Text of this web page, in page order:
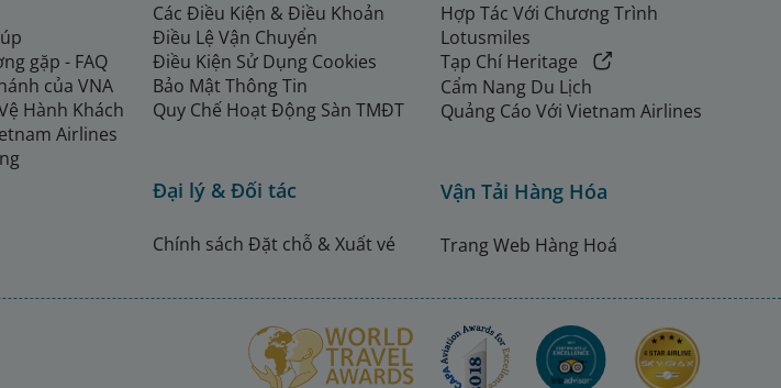
gặp - FAQ
của VNA
Hành Khách
Airlines
Các Điều Kiện & Điều Khoản
Điều Lệ Vận Chuyển
Điều Kiện Sử Dụng Cookies
Bảo Mật Thông Tin
Quy Chế Hoạt Động Sàn TMĐT
Đại lý & Đối tác
Chính sách Đặt chỗ & Xuất vé
Hợp Tác Với Chương Trình
Lotusmiles
Tạp Chí Heritage
Cẩm Nang Du Lịch
Quảng Cáo Với Vietnam Airlines
Vận Tải Hàng Hóa
Trang Web Hàng Hoá